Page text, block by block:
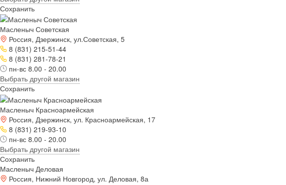
Сохранить
Масленыч Советская
Россия, Дзержинск, ул.Советская, 5
8 (831) 215-51-44
8 (831) 281-78-21
пн-вс 8.00 - 20.00
Выбрать другой магазин
Сохранить
Масленыч Красноармейская
Россия, Дзержинск, ул. Красноармейская, 17
8 (831) 219-93-10
пн-вс 8.00 - 20.00
Выбрать другой магазин
Сохранить
Масленыч Деловая
Россия, Нижний Новгород, ул. Деловая, 8а